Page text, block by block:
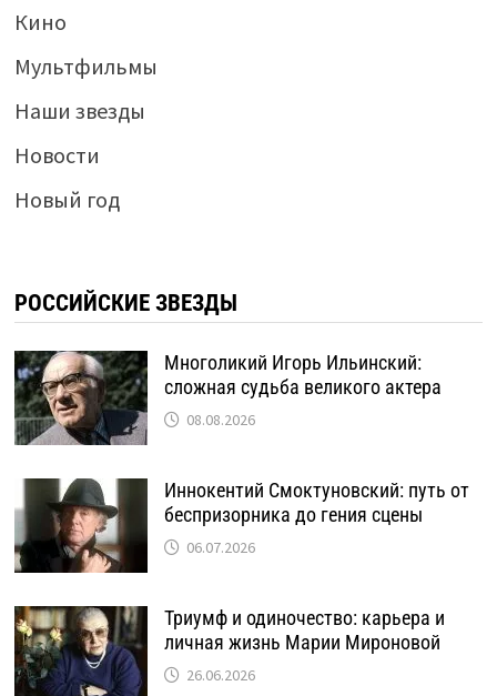
Кино
Мультфильмы
Наши звезды
Новости
Новый год
РОССИЙСКИЕ ЗВЕЗДЫ
Многоликий Игорь Ильинский:
сложная судьба великого актера
08.08.2026
Иннокентий Смоктуновский: путь от
беспризорника до гения сцены
06.07.2026
Триумф и одиночество: карьера и
личная жизнь Марии Мироновой
26.06.2026